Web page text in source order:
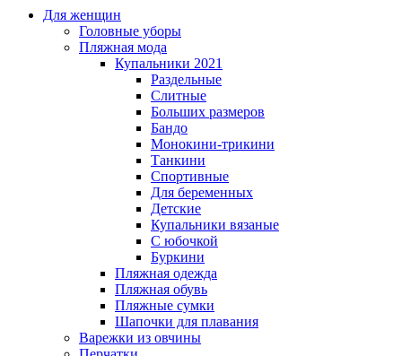
Для женщин
Головные уборы
Пляжная мода
Купальники 2021
Раздельные
Слитные
Больших размеров
Бандо
Монокини-трикини
Танкини
Спортивные
Для беременных
Детские
Купальники вязаные
С юбочкой
Буркини
Пляжная одежда
Пляжная обувь
Пляжные сумки
Шапочки для плавания
Варежки из овчины